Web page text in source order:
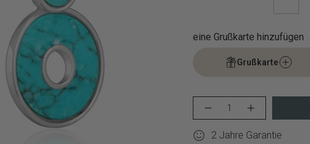
eine Grußkarte hinzufügen
Grußkarte
cart\">
Menge
für
HAIE
Schaltfläche
-
2 Jahre Garantie